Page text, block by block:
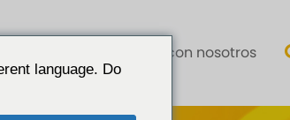
Contacte con nosotros
language. Do